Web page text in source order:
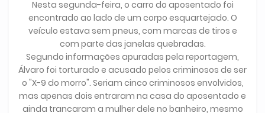
Nesta segunda-feira, o carro do aposentado foi
encontrado ao lado de um corpo esquartejado. O
veículo estava sem pneus, com marcas de tiros e
com parte das janelas quebradas.
Segundo informações apuradas pela reportagem,
Álvaro foi torturado e acusado pelos criminosos de ser
o "X-9 do morro". Seriam cinco criminosos envolvidos,
mas apenas dois entraram na casa do aposentado e
ainda trancaram a mulher dele no banheiro, mesmo